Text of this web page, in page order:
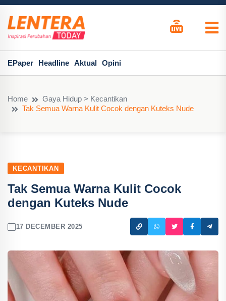
EPaper Headline Aktual Opini
Home
Gaya Hidup > Kecantikan
Tak Semua Warna Kulit Cocok dengan Kuteks Nude
KECANTIKAN
Tak Semua Warna Kulit Cocok
dengan Kuteks Nude
17 DECEMBER 2025